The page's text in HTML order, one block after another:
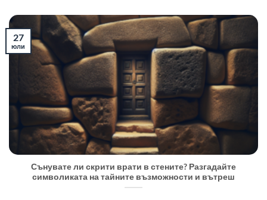
Сънувате ли скрити врати в стените? Разгадайте
символиката на тайните възможности и вътреш
27
юли